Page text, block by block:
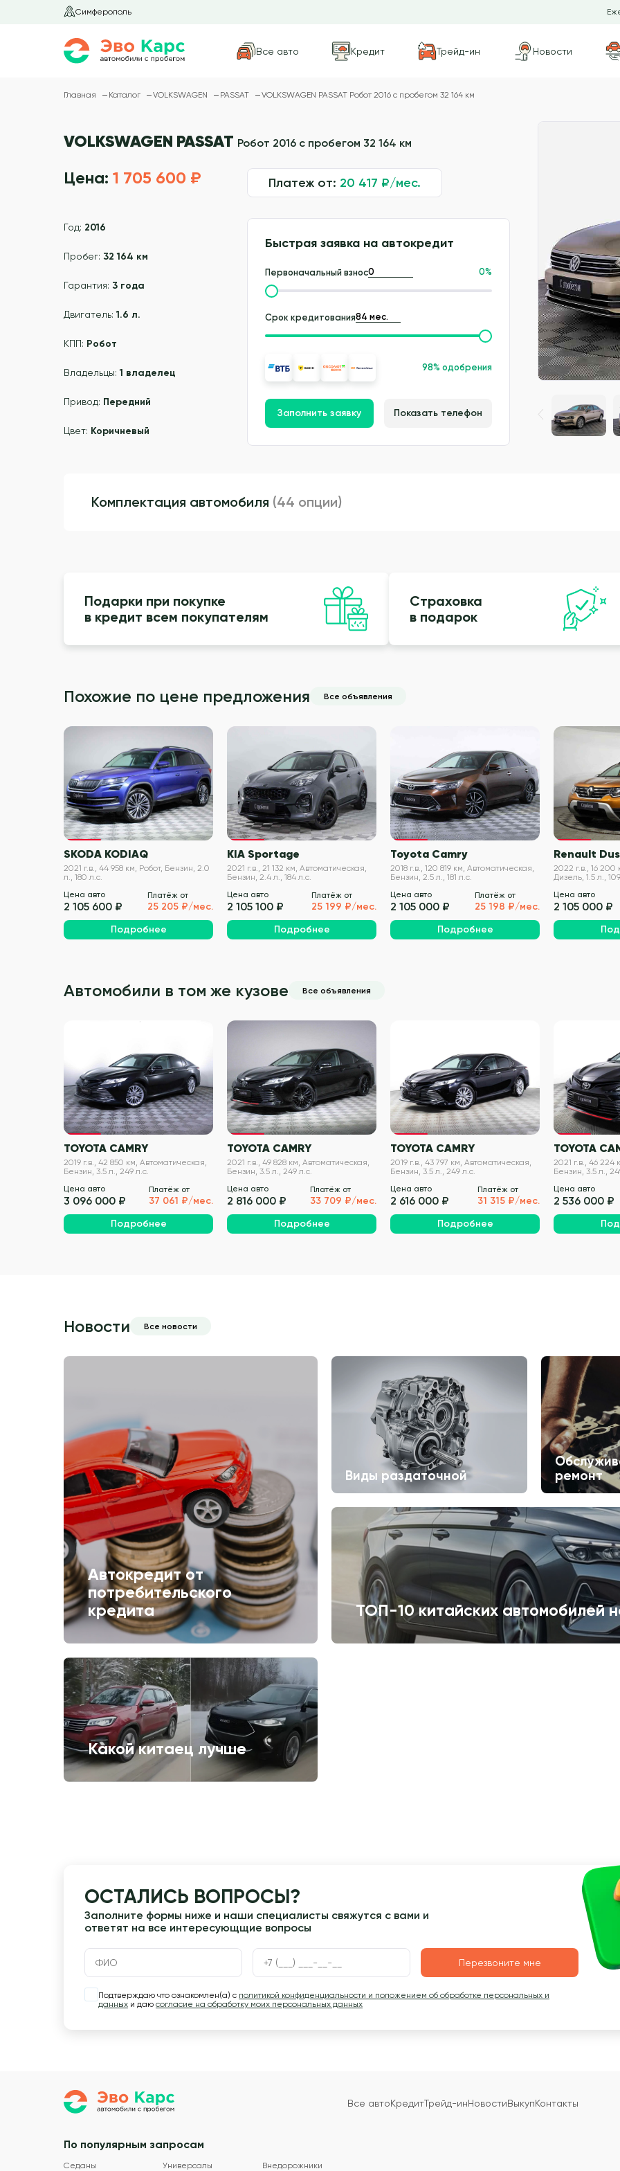
Симферополь
Все авто Кредит Трейд-ин Новости
Главная Каталог VOLKSWAGEN PASSAT VOLKSWAGEN PASSAT Робот 2016 с пробегом 32 164 км
VOLKSWAGEN PASSAT Робот 2016 с пробегом 32 164 км
Цена: 1 705 600 ₽
Год: 2016
Пробег: 32 164 км
Гарантия: 3 года
Двигатель:1.6 л.
КПП: Робот
Владельцы:1 владелец
Привод: Передний
Цвет: Коричневый
Платеж от: 20 417 ₽/мес.
Быстрая заявка на автокредит
Первоначальный взнос 0%
Срок кредитования
98% одобрения
Заполнить заявку Показать телефон
Комплектация автомобиля (44 опции)
Подарки при покупке
в кредит всем покупателям
Страховка
в подарок
Похожие по цене предложения Все объявления
VIN проверен
SKODA KODIAQ
2021 г.в., 44 958 км, Робот, Бензин, 2.0
л., 180 л.с.
Цена авто
2 105 600 ₽
Платёж от
25 205 ₽/мес.
Подробнее
VIN проверен
KIA Sportage
2021 г.в., 21 132 км, Автоматическая,
Бензин, 2.4 л., 184 л.с.
Цена авто
2 105 100 ₽
Платёж от
25 199 ₽/мес.
Подробнее
VIN проверен
Toyota Camry
2018 г.в., 120 819 км, Автоматическая,
Бензин, 2.5 л., 181 л.с.
Цена авто
2 105 000 ₽
Платёж от
25 198 ₽/мес.
Подробнее
Renault
2022 г.в., 16
Дизель, 1.5 л.,
Цена авто
2 105 000 ₽
Автомобили в том же кузове Все объявления
VIN проверен
TOYOTA CAMRY
2019 г.в., 42 850 км, Автоматическая,
Бензин, 3.5 л., 249 л.с.
Цена авто
3 096 000 ₽
Платёж от
37 061 ₽/мес.
Подробнее
VIN проверен
TOYOTA CAMRY
2021 г.в., 49 828 км, Автоматическая,
Бензин, 3.5 л., 249 л.с.
Цена авто
2 816 000 ₽
Платёж от
33 709 ₽/мес.
Подробнее
VIN проверен
TOYOTA CAMRY
2019 г.в., 43 797 км, Автоматическая,
Бензин, 3.5 л., 249 л.с.
Цена авто
2 616 000 ₽
Платёж от
31 315 ₽/мес.
Подробнее
TOYOTA
2021 г.в., 46 224
Бензин, 3.5 л.,
Цена авто
2 536 000 ₽
Новости Все новости
Автокредит от
потребительского
кредита
Виды раздаточной
ремонт
ТОП-10 китайских автомобилей
Какой китаец лучше
ОСТАЛИСЬ ВОПРОСЫ?
Заполните формы ниже и наши специалисты свяжутся с вами и
ответят на все интересующщие вопросы
Перезвоните мне
Подтверждаю что ознакомлен(а) с политикой конфиденциальности и положением об обработке персональных и
данных и даю согласие на обработку моих персональных данных
Все автоКредитТрейд-инНовостиВыкупКонтакты
По популярным запросам
Седаны Универсалы Внедорожники